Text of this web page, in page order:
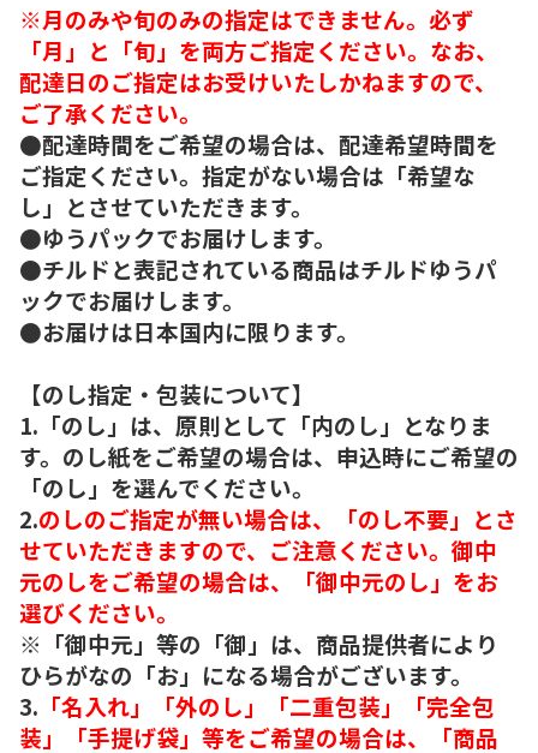
※月のみや旬のみの指定はできません。必ず
「月」と「旬」を両方ご指定ください。なお、
配達日のご指定はお受けいたしかねますので、
ご了承ください。
●配達時間をご希望の場合は、配達希望時間を
ご指定ください。指定がない場合は「希望な
し」とさせていただきます。
●ゆうパックでお届けします。
●チルドと表記されている商品はチルドゆうパ
ックでお届けします。
●お届けは日本国内に限ります。
【のし指定・包装について】
1.「のし」は、原則として「内のし」となりま
す。のし紙をご希望の場合は、申込時にご希望の
「のし」を選んでください。
2.のしのご指定が無い場合は、「のし不要」とさ
せていただきますので、ご注意ください。御中
元のしをご希望の場合は、「御中元のし」をお
選びください。
※「御中元」等の「御」は、商品提供者により
ひらがなの「お」になる場合がございます。
3. 「名入れ」「外のし」「二重包装」「完全包
装」「手提げ袋」等をご希望の場合は、「商品